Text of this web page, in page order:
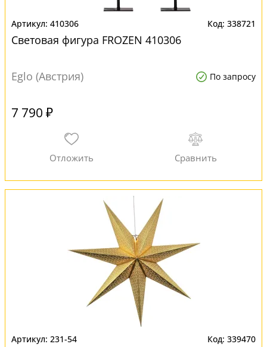
410306 338721
Световая фигура FROZEN 410306
Eglo (Австрия) По запросу
7 790 ₽
231-54 339470